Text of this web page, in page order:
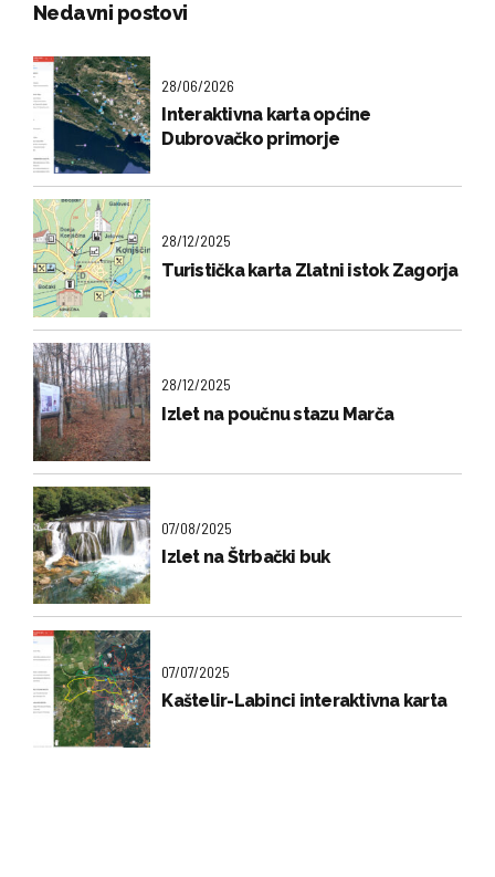
Nedavni postovi
28/06/2026
Interaktivna karta općine
Dubrovačko primorje
28/12/2025
Turistička karta Zlatni istok Zagorja
28/12/2025
Izlet na poučnu stazu Marča
07/08/2025
Izlet na Štrbački buk
07/07/2025
Kaštelir-Labinci interaktivna karta